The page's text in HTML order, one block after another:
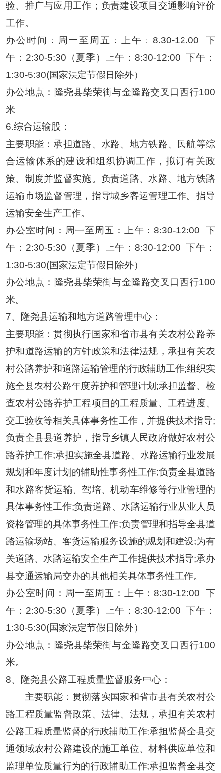
验、推广与应用工作；负责建设项目交通影响评价
工作。
办公时间：周一至周五：上午： 8:30-12:00
下
午：2:30-5:30（夏季）上午：8:30-12:00 下午：
1:30-5:30(国家法定节假日除外）
办公地点： 隆尧县柴荣街与金隆路交叉口西行100
米
6.综合运输股 ：
主要职能：承担道路、水路、地方铁路、民航等综
合运输体系的建设和组织协调工作，拟订有关政
策、制度并监督实施。负责道路、水路、地方铁路
运输市场监督管理，指导城乡客运管理工作。指导
运输安全生产工作。
办公室时间： 周一至周五：上午：8:30-12:00
下
午：2:30-5:30（夏季）上午：8:30-12:00 下午：
1:30-5:30(国家法定节假日除外）
办公地点：隆尧县柴荣街与金隆路交叉口西行100
米。
7、 隆尧县运输和地方道路管理中心：
主要职能：贯彻执行国家和省市县有关农村公路养
护和道路运输的方针政策和法律法规，承担有关农
村公路养护和道路运输管理的行政辅助工作;组织实
施全县农村公路年度养护和管理计划;承担监督、检
查农村公路养护工程项目的工程质量、工程进度、
交工验收等相关具体事务性工作，并提供技术指导;
负责全县县道养护，指导乡镇人民政府做好农村公
路养护工作;承担实施全县道路、水路运输行业发展
规划和年度计划的辅助性事务性工作;负责全县道路
和水路客货运输、驾培、机动车维修等行业管理的
具体事务性工作;负责道路、水路运输行业从业人员
资格管理的具体事务性工作;负责管理和指导全县道
路运输场站、客货运输服务设施的规划和建设;为有
关道路、水路运输安全生产工作提供技术指导;承办
县交通运输局交办的其他相关具体事务性工作。
办公室时间： 周一至周五：上午：8:30-12:00
下
午：2:30-5:30（夏季）上午：8:30-12:00 下午：
1:30-5:30(国家法定节假日除外）
办公地点：隆尧县柴荣街与金隆路交叉口西行100
米。
8、 隆尧县公路工程质量监督服务中心：
主要职能：贯彻落实国家和省市县有关农村公
路工程质量监督政策、法律、法规，承担有关农村
公路工程质量监督的行政辅助工作;承担监督全县交
通领域农村公路建设的施工单位、材料供应单位和
监理单位质量行为的行政辅助工作;承担监督全县交